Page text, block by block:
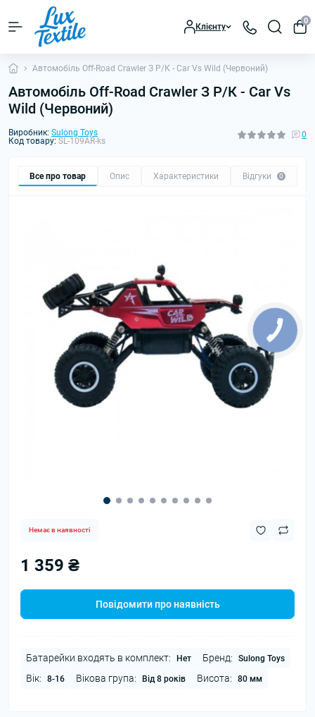
Клієнту
0
Автомобіль Off-Road Crawler З Р/К - Car Vs Wild (Червоний)
Автомобіль Off-Road Crawler З Р/К - Car Vs
Wild (Червоний)
Виробник: Sulong Toys
Код товару: SL-109AR-ks
0
Все про товар Опис Характеристики Відгуки 0
Немає в наявності
1 359 ₴
Повідомити про наявність
Батарейки входять в комплект: Нет Бренд: Sulong Toys
Вік: 8-16 Вікова група: Від 8 років Висота: 80 мм